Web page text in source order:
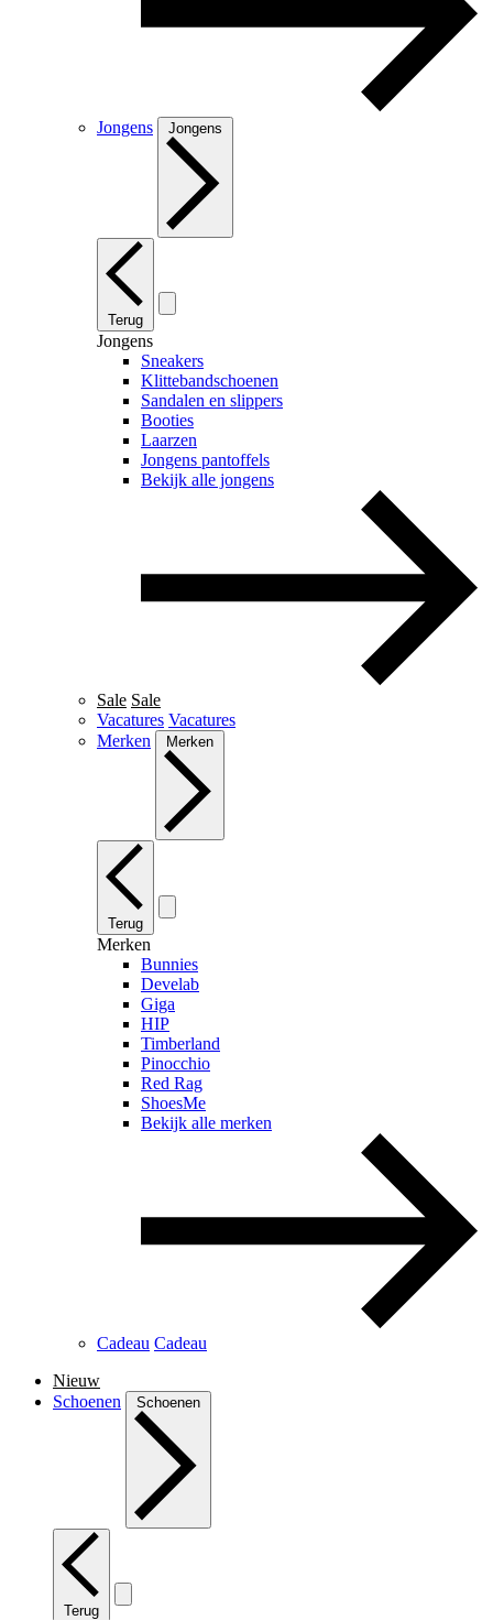
Jongens Jongens
Terug
Jongens
Sneakers
Klittebandschoenen
Sandalen en slippers
Booties
Laarzen
Jongens pantoffels
Bekijk alle jongens
Sale Sale
Vacatures Vacatures
Merken
Merken
Terug
Merken
Bunnies
Develab
Giga
HIP
Timberland
Pinocchio
Red Rag
ShoesMe
Bekijk alle merken
Cadeau Cadeau
Nieuw
Schoenen
Schoenen
Terug